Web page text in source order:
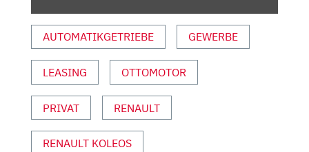
–
REVIEW,
FAHRBERICHT,
TEST“
YOUTUBE
ANZEIGEN
AUTOMATIKGETRIEBE GEWERBE
LEASING OTTOMOTOR
PRIVAT RENAULT
RENAULT KOLEOS